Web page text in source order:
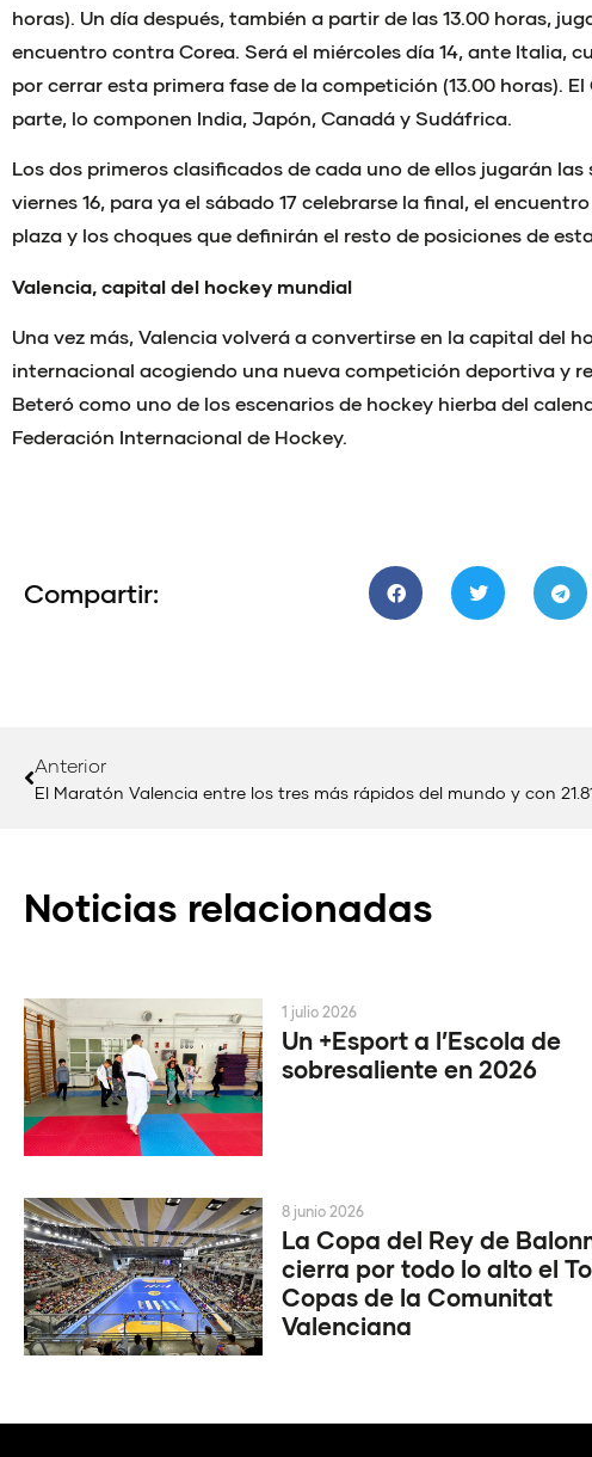
horas). Un día después, también a partir de las 13.00 horas,
encuentro contra Corea. Será el miércoles día 14, ante Italia,
por cerrar esta primera fase de la competición (13.00 horas). El
parte, lo componen India, Japón, Canadá y Sudáfrica.
Los dos primeros clasificados de cada uno de ellos jugarán las
viernes 16, para ya el sábado 17 celebrarse la final, el
plaza y los choques que definirán el resto de posiciones de
Valencia, capital del hockey mundial
Una vez más, Valencia volverá a convertirse en la capital del
internacional acogiendo una nueva competición deportiva y
Beteró como uno de los escenarios de hockey hierba del
Federación Internacional de Hockey.
Compartir:
Anterior
Noticias relacionadas
Un +Esport a l’Escola de
sobresaliente en 2026
1 julio 2026
La Copa del Rey de
cierra por todo lo alto el
Copas de la Comunitat
Valenciana
8 junio 2026